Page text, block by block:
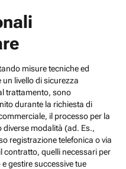
misure tecniche ed
livello di sicurezza
trattamento, sono
durante la richiesta di
il processo per la
modalità (ad. Es.,
registrazione telefonica o via
contratto, quelli necessari per
gestire successive tue